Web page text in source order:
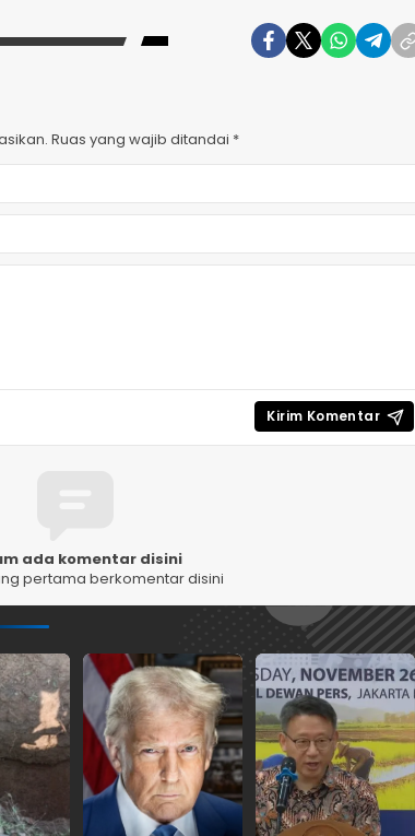
Ruas yang wajib ditandai *
ada komentar disini
pertama berkomentar disini